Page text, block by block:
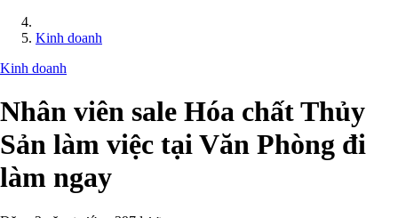
Kinh doanh
Kinh doanh
Nhân viên sale Hóa chất Thủy
Sản làm việc tại Văn Phòng đi
làm ngay